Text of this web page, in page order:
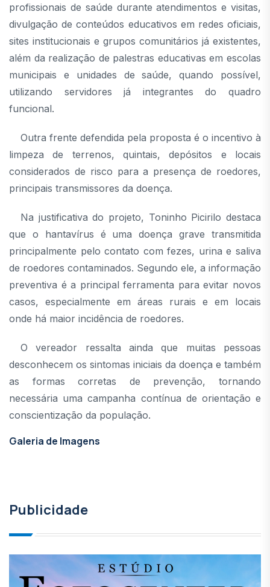
profissionais de saúde durante atendimentos e visitas,
divulgação de conteúdos educativos em redes oficiais,
sites institucionais e grupos comunitários já existentes,
além da realização de palestras educativas em escolas
municipais e unidades de saúde, quando possível,
utilizando servidores já integrantes do quadro
funcional.
Outra frente defendida pela proposta é o incentivo à
limpeza de terrenos, quintais, depósitos e locais
considerados de risco para a presença de roedores,
principais transmissores da doença.
Na justificativa do projeto, Toninho Picirilo destaca
que o hantavírus é uma doença grave transmitida
principalmente pelo contato com fezes, urina e saliva
de roedores contaminados. Segundo ele, a informação
preventiva é a principal ferramenta para evitar novos
casos, especialmente em áreas rurais e em locais
onde há maior incidência de roedores.
O vereador ressalta ainda que muitas pessoas
desconhecem os sintomas iniciais da doença e também
as formas corretas de prevenção, tornando
necessária uma campanha contínua de orientação e
conscientização da população.
Galeria de Imagens
Publicidade